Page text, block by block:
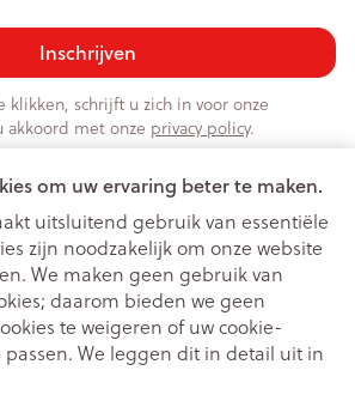
om uw ervaring beter te maken.
uitsluitend gebruik van essentiële
zijn noodzakelijk om onze website
We maken geen gebruik van
daarom bieden we geen
te weigeren of uw cookie-
We leggen dit in detail uit in
Inschrijven
klikken, schrijft u zich in voor onze
akkoord met onze privacy policy.